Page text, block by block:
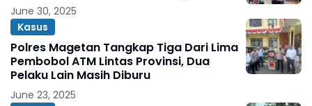
June 30, 2025
Kasus
Polres Magetan Tangkap Tiga Dari Lima
Pembobol ATM Lintas Provinsi, Dua
Pelaku Lain Masih Diburu
June 23, 2025